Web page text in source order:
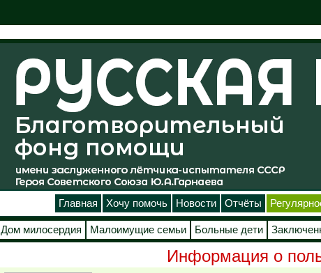
Главная Хочу помочь Новости Отчёты
Дом милосердия Малоимущие семьи Больные дети
Информация о